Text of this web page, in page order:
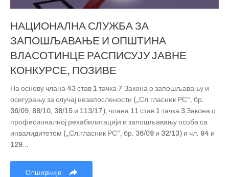
НАЦИОНАЛНА СЛУЖБА ЗА
ЗАПОШЉАВАЊЕ И ОПШТИНА
ВЛАСОТИНЦЕ РАСПИСУЈУ ЈАВНЕ
КОНКУРСЕ, ПОЗИВЕ
На основу члана 43 став 1 тачка 7 Закона о запошљавању и
осигурању за случај незапослености („Сл.гласник РС“, бр.
36/09, 88/10, 38/15 и 113/17), члана 11 став 1 тачка 3 Закона о
професионалној рехабилитацији и запошљавању особа са
инвалидитетом („Сл.гласник РС“, бр. 36/09 и 32/13) и чл. 94 и
129...
Опширније